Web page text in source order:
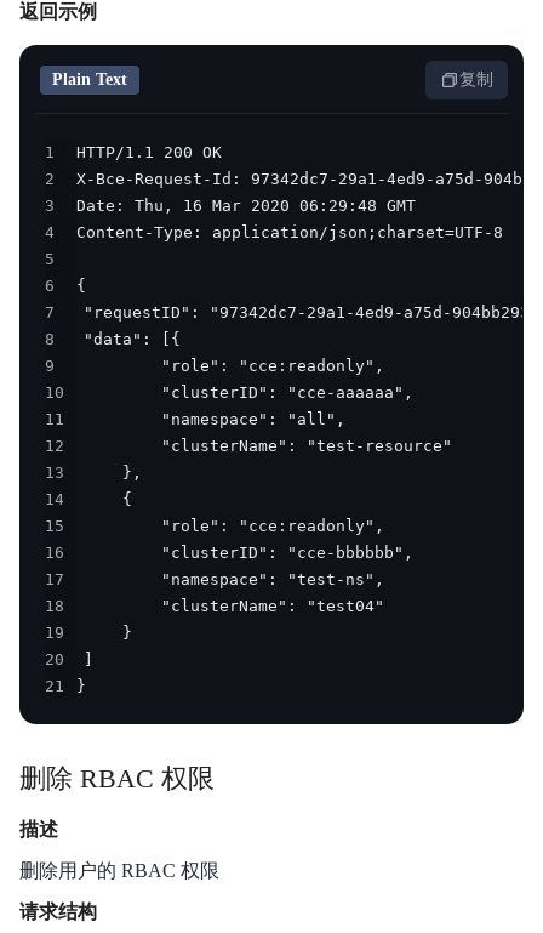
返回示例
Plain Text 复制
1
2
3
4
5
6
7
8
9
10
11
12
13
14
15
16
17
18
19
20
21
}
删除 RBAC 权限
描述
删除用户的 RBAC 权限
请求结构